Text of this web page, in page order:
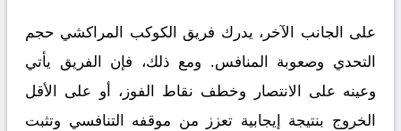
على الجانب الآخر، يدرك فريق الكوكب المراكشي حجم
التحدي وصعوبة المنافس. ومع ذلك، فإن الفريق يأتي
وعينه على الانتصار وخطف نقاط الفوز، أو على الأقل
الخروج بنتيجة إيجابية تعزز من موقفه التنافسي وتثبت